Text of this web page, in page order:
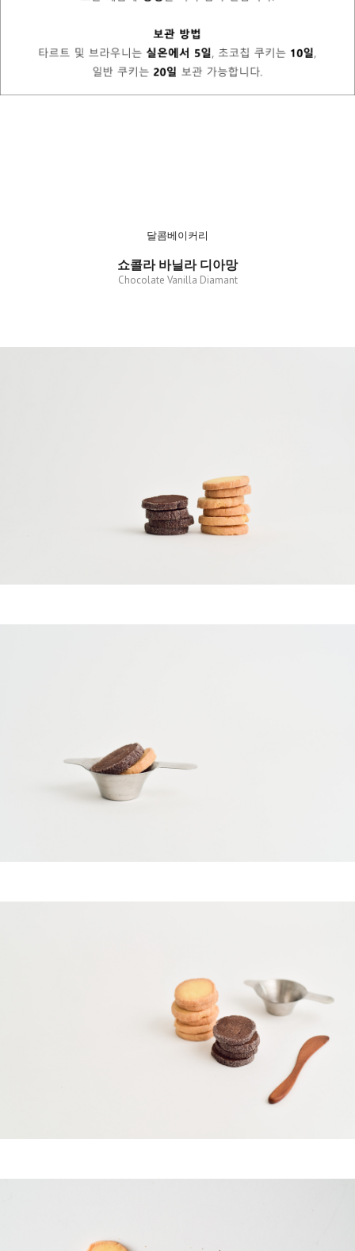
달콤베이커리
쇼콜라 바닐라 디아망
Chocolate Vanilla Diamant